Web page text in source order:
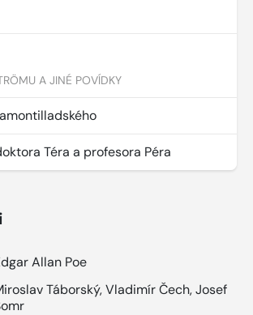
A JINÉ POVÍDKY
Téra a profesora Péra
Allan Poe
Táborský,Vladimír Čech,Josef